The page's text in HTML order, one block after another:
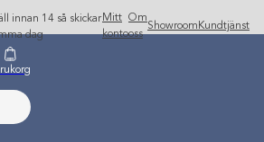
innan 14 så skickar
dag
Mitt
konto
Om
oss
Showroom Kundtjänst